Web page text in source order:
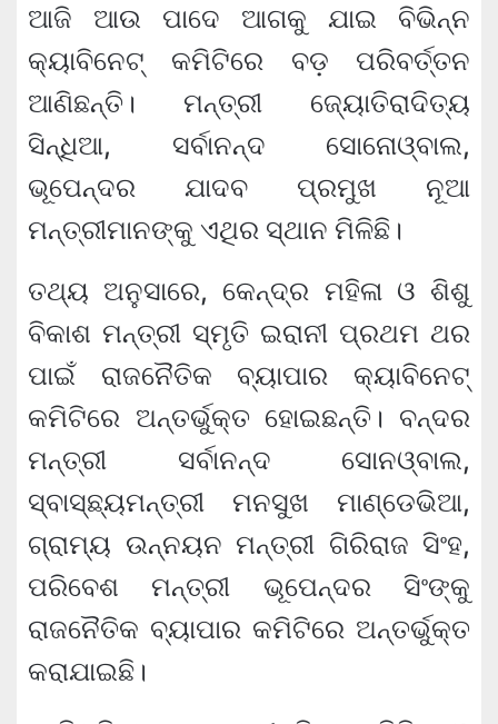
ଆଜି ଆଉ ପାଦେ ଆଗକୁ ଯାଇ ବିଭିନ୍ନ
କ୍ୟାବିନେଟ୍ କମିଟିରେ ବଡ଼ ପରିବର୍ତ୍ତନ
ଆଣିଛନ୍ତି। ମନ୍ତ୍ରୀ ଜ୍ୟୋତିରାଦିତ୍ୟ
ସିନ୍ଧିଆ, ସର୍ବାନନ୍ଦ ସୋନୋଓ୍ବାଲ,
ଭୂପେନ୍ଦର ଯାଦବ ପ୍ରମୁଖ ନୂଆ
ମନ୍ତ୍ରୀମାନଙ୍କୁ ଏଥିର ସ୍ଥାନ ମିଳିଛି।
ତଥ୍ୟ ଅନୁସାରେ, କେନ୍ଦ୍ର ମହିଳା ଓ ଶିଶୁ
ବିକାଶ ମନ୍ତ୍ରୀ ସ୍ମୃତି ଇରାନୀ ପ୍ରଥମ ଥର
ପାଇଁ ରାଜନୈତିକ ବ୍ୟାପାର କ୍ୟାବିନେଟ୍
କମିଟିରେ ଅନ୍ତର୍ଭୁକ୍ତ ହୋଇଛନ୍ତି। ବନ୍ଦର
ମନ୍ତ୍ରୀ ସର୍ବାନନ୍ଦ ସୋନଓ୍ବାଲ,
ସ୍ବାସ୍ଛ୍ୟମନ୍ତ୍ରୀ ମନସୁଖ ମାଣ୍ଡେଭିଆ,
ଗ୍ରାମ୍ୟ ଉନ୍ନୟନ ମନ୍ତ୍ରୀ ଗିରିରାଜ ସିଂହ,
ପରିବେଶ ମନ୍ତ୍ରୀ ଭୂପେନ୍ଦର ସିଂଙ୍କୁ
ରାଜନୈତିକ ବ୍ୟାପାର କମିଟିରେ ଅନ୍ତର୍ଭୁକ୍ତ
କରାଯାଇଛି।